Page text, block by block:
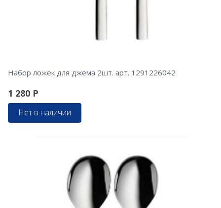
Набор ложек для джема 2шт. арт. 1291226042
1 280 Р
Нет в наличии